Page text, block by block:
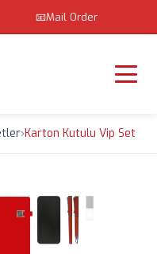
📧Mail Order
›Karton Kutulu Vip Set